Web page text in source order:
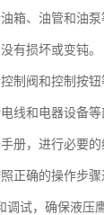
箱、油管和油
有损坏或变钝。
制阀和控制按钮
线和电器设备
册，进行必要
正确的操作步
试，确保液压